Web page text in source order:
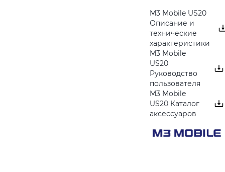
M3 Mobile US20
Описание и
технические
характеристики
M3 Mobile
US20
Руководство
пользователя
M3 Mobile
US20 Каталог
аксессуаров